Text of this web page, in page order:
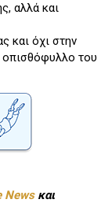
αλλά και
και όχι στην
οπισθόφυλλο του
Newsκαι